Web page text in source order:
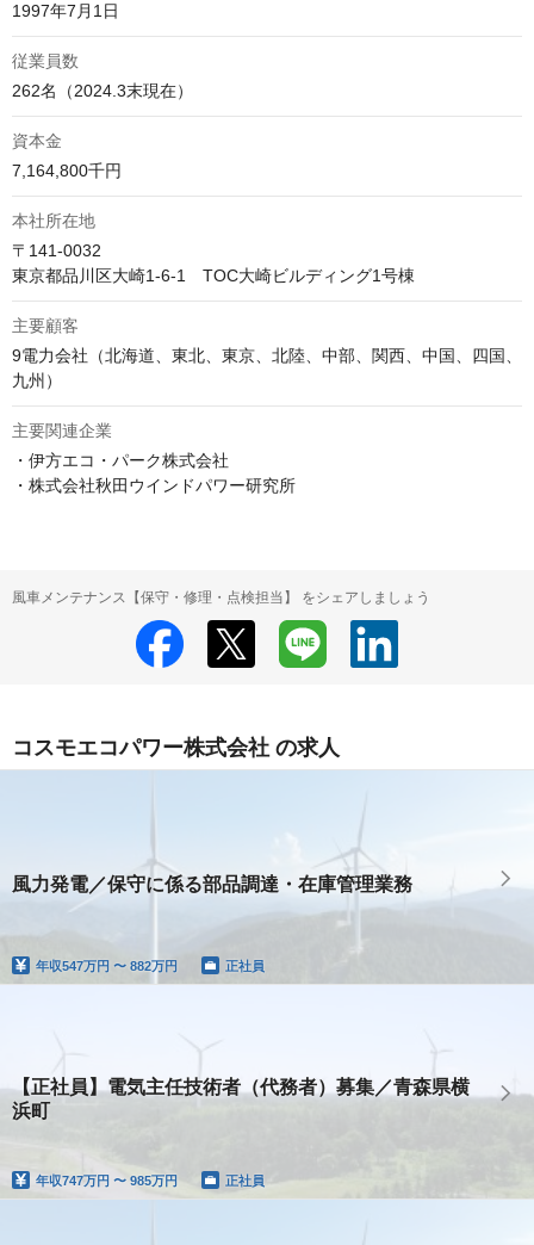
1997年7月1日
従業員数
262名（2024.3末現在）
資本金
7,164,800千円
本社所在地
〒141-0032
東京都品川区大崎1-6-1　TOC大崎ビルディング1号棟
主要顧客
9電力会社（北海道、東北、東京、北陸、中部、関西、中国、四国、
九州）
主要関連企業
・伊方エコ・パーク株式会社
・株式会社秋田ウインドパワー研究所
風車メンテナンス【保守・修理・点検担当】 をシェアしましょう
コスモエコパワー株式会社 の求人
風力発電／保守に係る部品調達・在庫管理業務
年収547万円 〜 882万円 正社員
【正社員】電気主任技術者（代務者）募集／青森県横
浜町
年収747万円 〜 985万円 正社員